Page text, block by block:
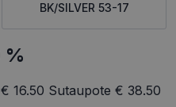
BK/SILVER 53-17
%
€ 16.50 Sutaupote € 38.50